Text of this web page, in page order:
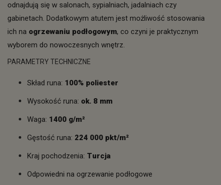
odnajdują się w salonach, sypialniach, jadalniach czy
gabinetach. Dodatkowym atutem jest możliwość stosowania
ich na ogrzewaniu podłogowym, co czyni je praktycznym
wyborem do nowoczesnych wnętrz.
PARAMETRY TECHNICZNE
Skład runa: 100% poliester
Wysokość runa: ok. 8 mm
Waga: 1400 g/m²
Gęstość runa: 224 000 pkt/m²
Kraj pochodzenia: Turcja
Odpowiedni na ogrzewanie podłogowe